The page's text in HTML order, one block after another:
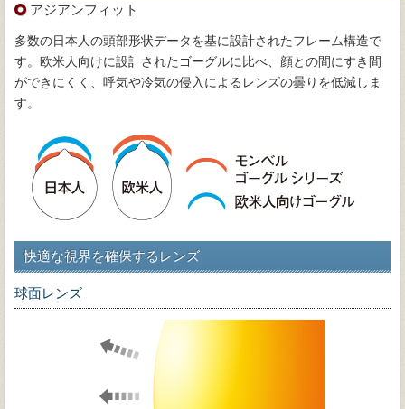
アジアンフィット
多数の日本人の頭部形状データを基に設計されたフレーム構造で
す。欧米人向けに設計されたゴーグルに比べ、顔との間にすき間
ができにくく、呼気や冷気の侵入によるレンズの曇りを低減しま
す。
快適な視界を確保するレンズ
球面レンズ